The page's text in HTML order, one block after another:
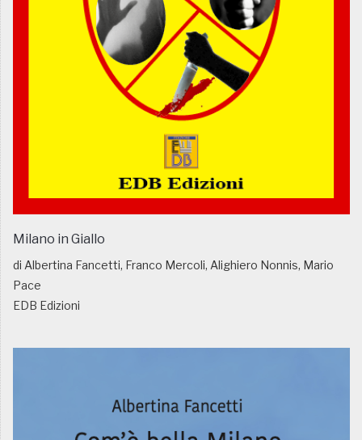
Milano in Giallo
di Albertina Fancetti, Franco Mercoli, Alighiero Nonnis, Mario
Pace
EDB Edizioni